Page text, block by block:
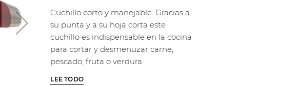
Cuchillo corto y manejable. Gracias a
su punta y a su hoja corta este
cuchillo es indispensable en la cocina
para cortar y desmenuzar carne,
pescado, fruta o verdura.
LEE TODO